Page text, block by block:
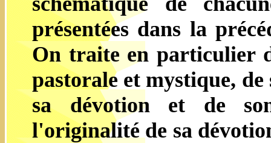
présentées dans la
On traite en particulier
pastorale et mystique,
sa dévotion et de
l'originalité de sa